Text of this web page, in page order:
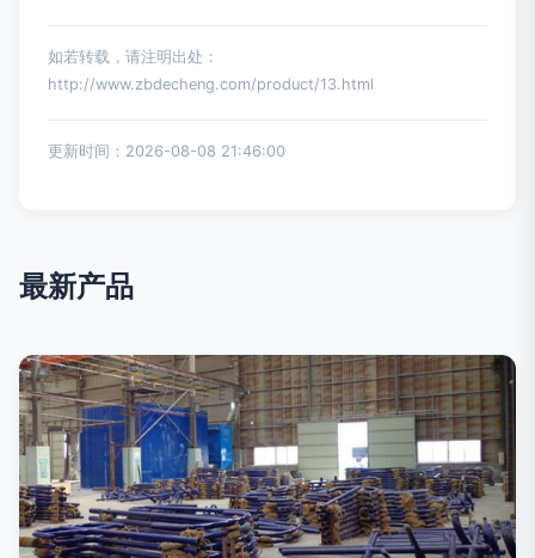
如若转载，请注明出处：
http://www.zbdecheng.com/product/13.html
更新时间：2026-08-08 21:46:00
最新产品